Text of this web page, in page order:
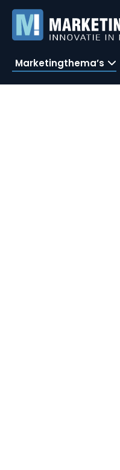
Marketingthema’s